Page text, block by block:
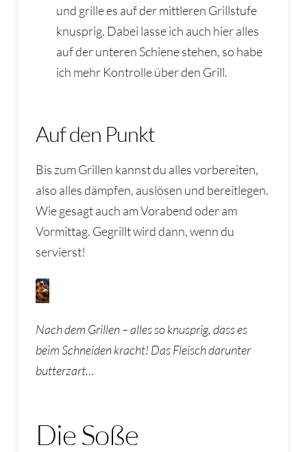
und grille es auf der mittleren Grillstufe
knusprig. Dabei lasse ich auch hier alles
auf der unteren Schiene stehen, so habe
ich mehr Kontrolle über den Grill.
Auf den Punkt
Bis zum Grillen kannst du alles vorbereiten,
also alles dämpfen, auslösen und bereitlegen.
Wie gesagt auch am Vorabend oder am
Vormittag. Gegrillt wird dann, wenn du
servierst!
Nach dem Grillen – alles so knusprig, dass es
beim Schneiden kracht! Das Fleisch darunter
butterzart…
Die Soße